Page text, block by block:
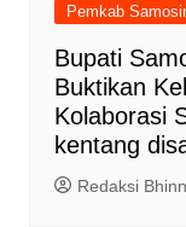
Pemkab Samosir
Bupati
Buktikan
Kolaborasi
kentang
Redaksi